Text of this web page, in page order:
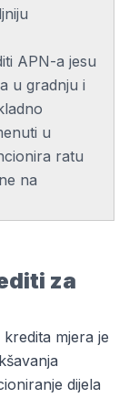
APN-a jesu
u gradnju i
u
ratu
na
za
mjera je
dijela